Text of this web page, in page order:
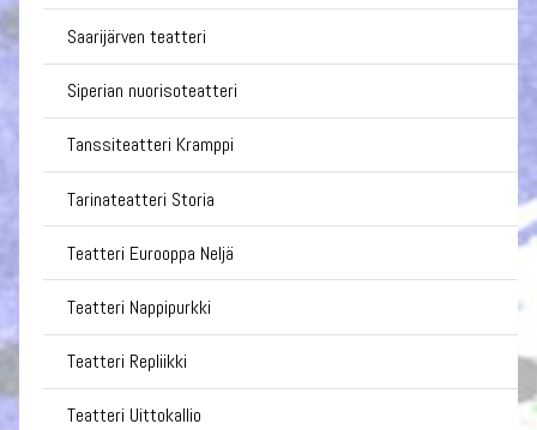
Saarijärven teatteri
Siperian nuorisoteatteri
Tanssiteatteri Kramppi
Tarinateatteri Storia
Teatteri Eurooppa Neljä
Teatteri Nappipurkki
Teatteri Repliikki
Teatteri Uittokallio